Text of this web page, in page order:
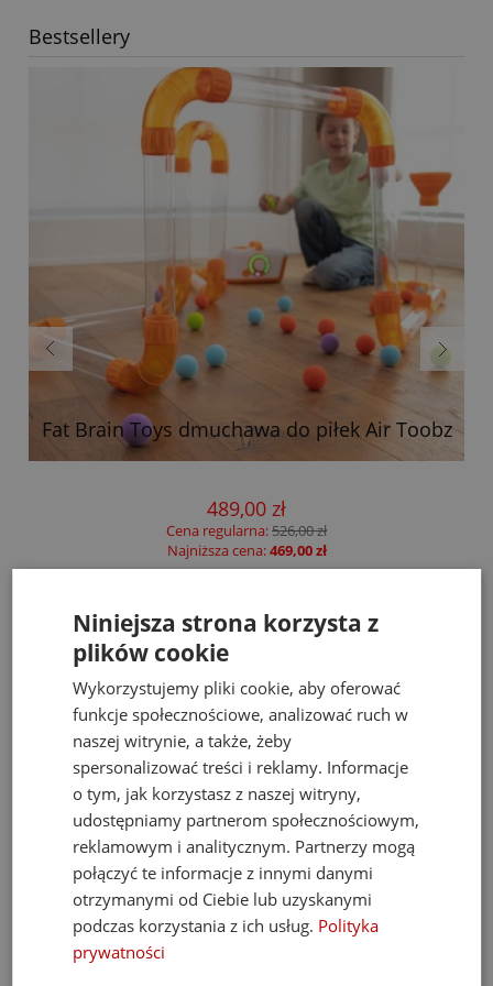
Bestsellery
Fat Brain Toys dmuchawa do piłek Air Toobz
489,00 zł
Cena regularna:526,00 zł
Najniższa cena:469,00 zł
Opinie Pytania i odpowiedzi
Ocena sklepu
4.93
Opinie, z których została wyliczona
średnia, są wystawione przez
zweryfikowanych klientów, którzy dokonali
zakupu w sklepie.
5
4
3
Niniejsza strona korzysta z
plików cookie
Wykorzystujemy pliki cookie, aby oferować
funkcje społecznościowe, analizować ruch w
naszej witrynie, a także, żeby
spersonalizować treści i reklamy. Informacje
o tym, jak korzystasz z naszej witryny,
udostępniamy partnerom społecznościowym,
reklamowym i analitycznym. Partnerzy mogą
połączyć te informacje z innymi danymi
otrzymanymi od Ciebie lub uzyskanymi
podczas korzystania z ich usług. Polityka
prywatności